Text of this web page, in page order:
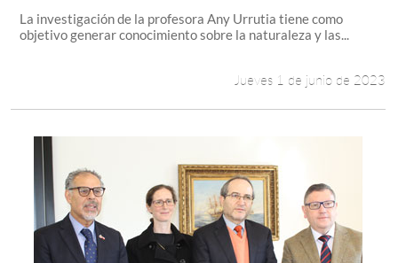
La investigación de la profesora Any Urrutia tiene como
objetivo generar conocimiento sobre la naturaleza y las...
Jueves 1 de junio de 2023